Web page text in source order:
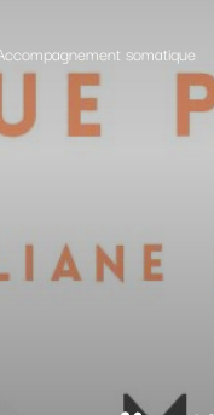
somatique